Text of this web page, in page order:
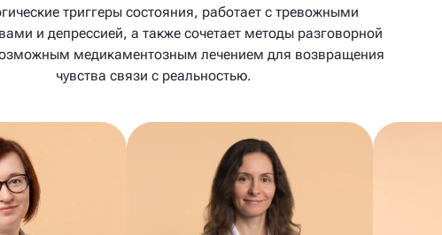
триггеры состояния, работает с тревожными
и депрессией, а также сочетает методы разговорной
медикаментозным лечением для возвращения
чувства связи с реальностью.